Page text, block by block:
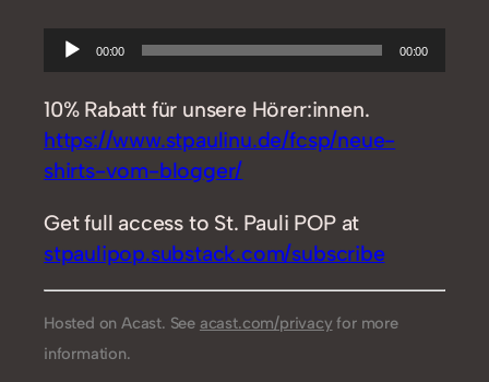
Audio-
Player
00:00 00:00
10% Rabatt für unsere Hörer:innen.
https://www.stpaulinu.de/fcsp/neue-
shirts-vom-blogger/
Get full access to St. Pauli POP at
stpaulipop.substack.com/subscribe
Hosted on Acast. See acast.com/privacy for more
information.